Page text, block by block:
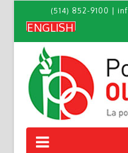
(514) 852-9100
ENGLISH
Navigation